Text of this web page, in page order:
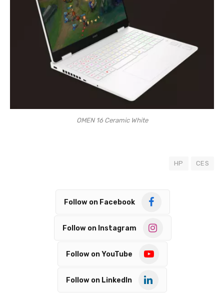
OMEN 16 Ceramic White
CES
HP
Follow on Facebook
Follow on Instagram
Follow on YouTube
Follow on LinkedIn